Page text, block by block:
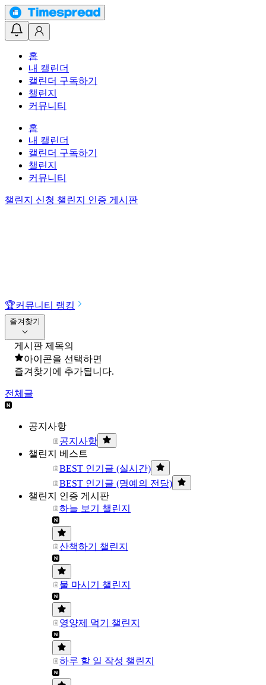
홈
내 캘린더
캘린더 구독하기
챌린지
커뮤니티
홈
내 캘린더
캘린더 구독하기
챌린지
커뮤니티
챌린지 신청 챌린지 인증 게시판
🏆커뮤니티 랭킹
즐겨찾기
게시판 제목의
아이콘을 선택하면
즐겨찾기에 추가됩니다.
전체글
공지사항
공지사항
챌린지 베스트
BEST 인기글 (실시간)
BEST 인기글 (명예의 전당)
챌린지 인증 게시판
하늘 보기 챌린지
산책하기 챌린지
물 마시기 챌린지
영양제 먹기 챌린지
하루 할 일 작성 챌린지